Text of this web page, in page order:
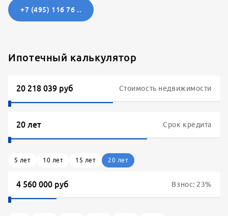
+7 (495) 116 76 ..
Ипотечный калькулятор
Стоимость недвижимости
Взнос: 23%
Срок кредита
5 лет 10 лет 15 лет 20 лет